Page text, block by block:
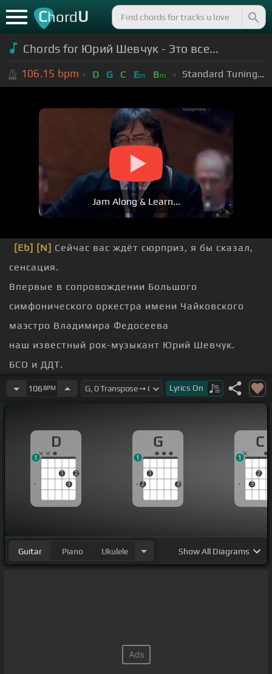
ChordU
Chords for Юрий Шевчук - Это все...
106.15 bpm D G C Em Bm Standard Tuning (EADGBE)
Jam Along & Learn...
[Eb] [N] Сейчас вас ждёт сюрприз, я бы сказал,
сенсация.
Впервые в сопровождении Большого
симфонического оркестра имени Чайковского
маэстро Владимира Федосеева
наш известный рок-музыкант Юрий Шевчук.
БСО и ДДТ.
скажу, что да здравствуют носители культуры,
потому что сейчас в наши времена очень много
И вот я поздравляю канал «Культура», который
всё-таки говорит нам
106 BPM Lyrics On
D
1
3
2
1
G
2
1
3
1
C
3
2
1
Guitar Piano Ukulele ShowAll Diagrams